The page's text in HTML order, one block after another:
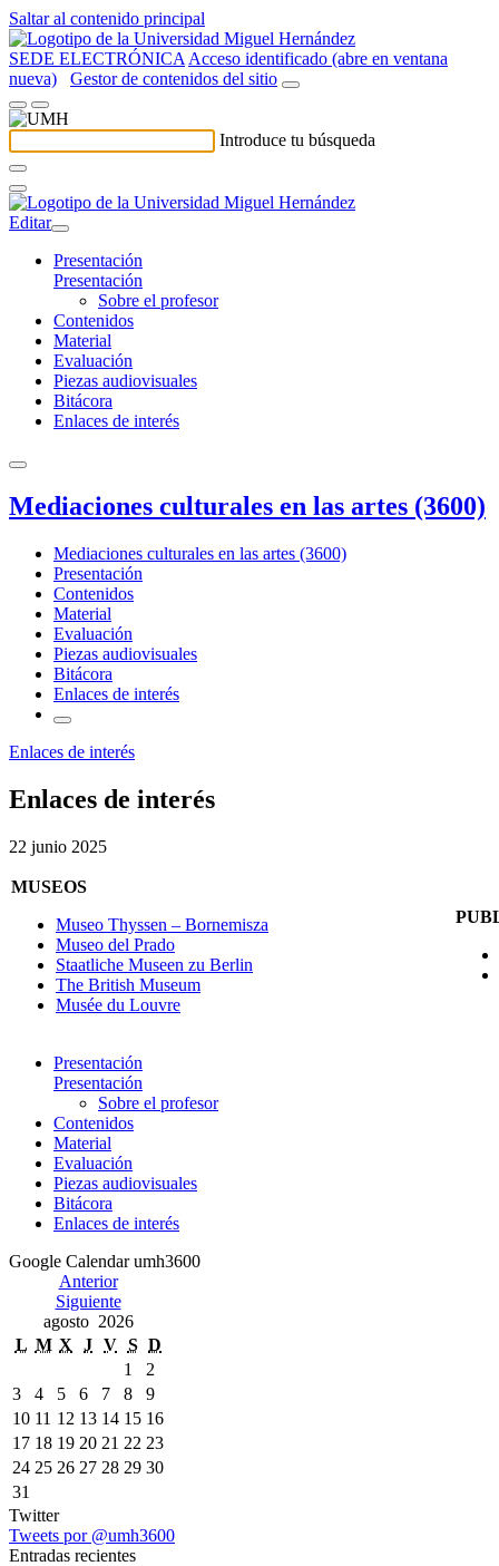
Saltar al contenido principal
SEDE ELECTRÓNICA Acceso identificado (abre en ventana
nueva)
Gestor de contenidos del sitio
Introduce tu búsqueda
Editar
Presentación
Presentación
Sobre el profesor
Contenidos
Material
Evaluación
Piezas audiovisuales
Bitácora
Enlaces de interés
Mediaciones culturales en las artes (3600)
Mediaciones culturales en las artes (3600)
Presentación
Contenidos
Material
Evaluación
Piezas audiovisuales
Bitácora
Enlaces de interés
Enlaces de interés
Enlaces de interés
22 junio 2025
MUSEOS
Museo Thyssen – Bornemisza
Museo del Prado
Staatliche Museen zu Berlin
The British Museum
Musée du Louvre
Presentación
Presentación
Sobre el profesor
Contenidos
Material
Evaluación
Piezas audiovisuales
Bitácora
Enlaces de interés
Google Calendar umh3600
Anterior
Siguiente
agosto 2026
L M X J V S D
1
2
3
4 5 6 7 8
9
10 11 12 13 14 15 16
17 18 19 20 21 22 23
24 25 26 27 28 29 30
31
Twitter
Tweets por @umh3600
Entradas recientes